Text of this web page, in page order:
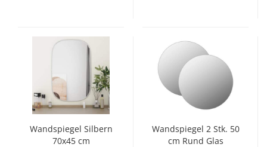
Wandspiegel Silbern
70x45 cm
Wandspiegel 2 Stk. 50
cm Rund Glas